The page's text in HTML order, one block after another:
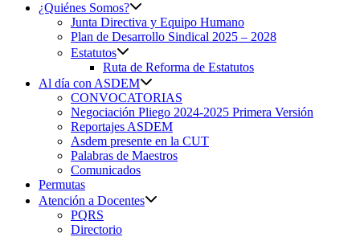
¿Quiénes Somos?
Junta Directiva y Equipo Humano
Plan de Desarrollo Sindical 2025 – 2028
Estatutos
Ruta de Reforma de Estatutos
Al día con ASDEM
CONVOCATORIAS
Negociación Pliego 2024-2025 Primera Versión
Reportajes ASDEM
Asdem presente en la CUT
Palabras de Maestros
Comunicados
Permutas
Atención a Docentes
PQRS
Directorio